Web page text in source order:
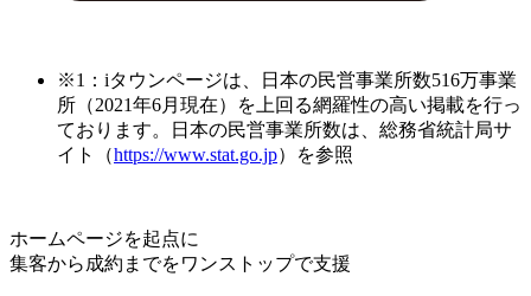
※1：iタウンページは、日本の民営事業所数516万事業
所（2021年6月現在）を上回る網羅性の高い掲載を行っ
ております。日本の民営事業所数は、総務省統計局サ
イト（https://www.stat.go.jp）を参照
ホームページを起点に
集客から成約までをワンストップで支援